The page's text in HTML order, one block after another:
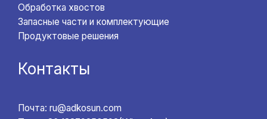
Обработка хвостов
Запасные части и комплектующие
Продуктовые решения
Контакты
Почта: ru@adkosun.com